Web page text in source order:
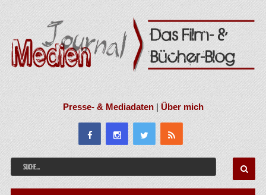
Presse- & Mediadaten|Über mich